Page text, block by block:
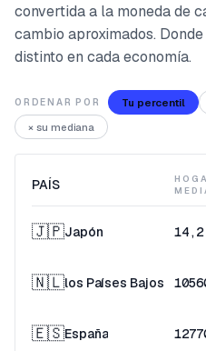
convertida a la moneda de
cambio aproximados.
distinto en cada economía.
ORDENAR POR Tu percentil
× su mediana
PAÍS
🇯🇵Japón 14,2
🇳🇱los Países Bajos
🇪🇸España